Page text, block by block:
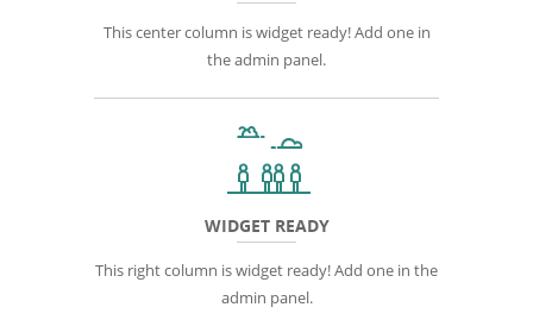
This center column is widget ready! Add one in
the admin panel.
WIDGET READY
This right column is widget ready! Add one in the
admin panel.